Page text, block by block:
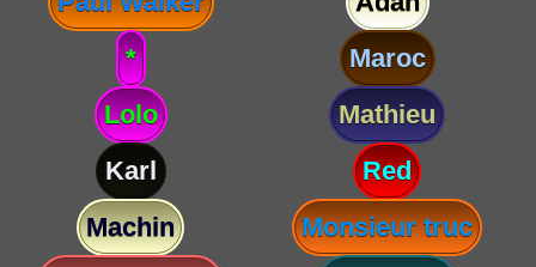
*
Maroc
Lolo
Mathieu
Karl
Red
Machin
Monsieur truc